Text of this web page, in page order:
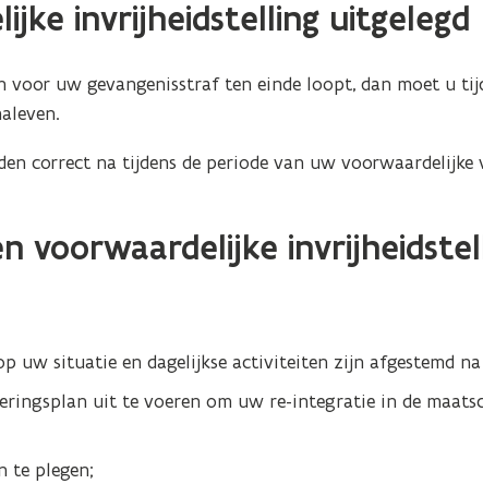
invrijheidstelling uitgelegd
voor uw gevangenisstraf ten einde loopt, dan moet u
correct na tijdens de periode van uw
voorwaardelijke
uw situatie en dagelijkse activiteiten zijn afgestemd
uit te voeren om uw re-integratie in de
te plegen;